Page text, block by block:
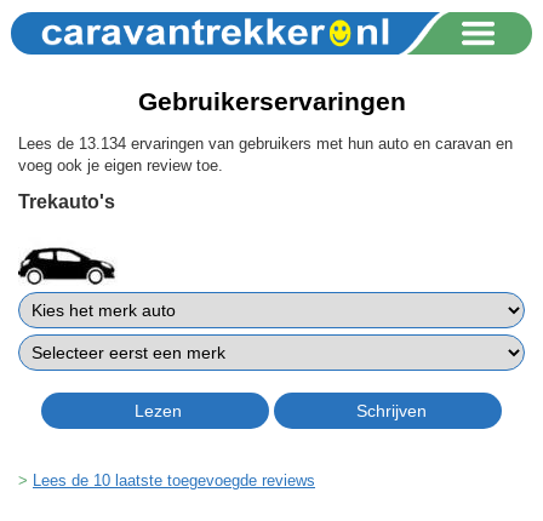
Gebruikerservaringen
Lees de 13.134 ervaringen van gebruikers met hun auto en caravan en
voeg ook je eigen review toe.
Trekauto's
Lees de 10 laatste toegevoegde reviews